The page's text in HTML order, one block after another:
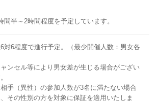
間半～2時間程度を予定しています。
6対6程度で進行予定。（最少開催人数：男女各
ンセル等により男女差が生じる場合がござい
手（異性）の参加人数が3名に満たない場合
その性別の方を対象に保証を適用いたしま